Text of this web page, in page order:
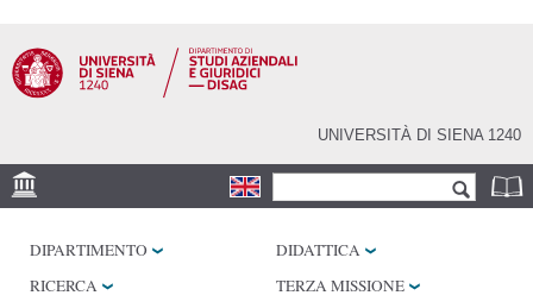
contenuto
principale
UNIVERSITÀ DI SIENA 1240
Form di ricerca
LABORATORI
DIPARTIMENTO
DIDATTICA
RICERCA
TERZA MISSIONE